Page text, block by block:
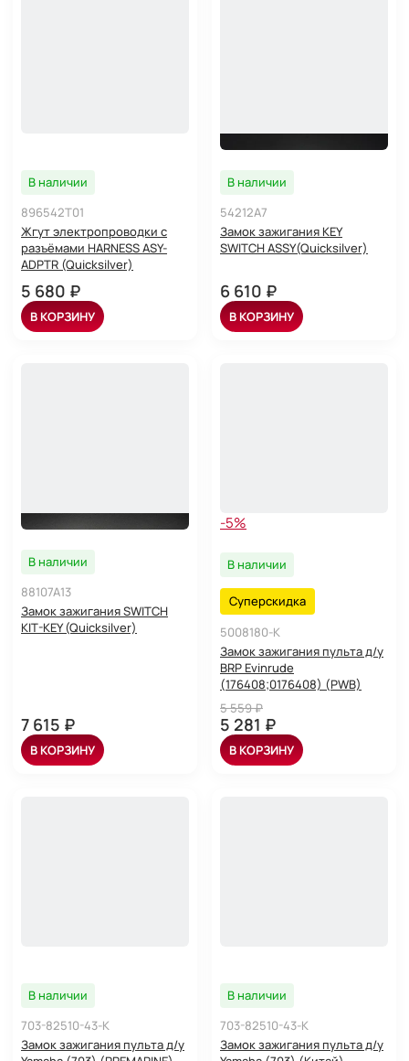
В наличии
896542T01
Жгут электропроводки с
разъёмами HARNESS ASY-
ADPTR (Quicksilver)
5 680 ₽
В КОРЗИНУ
В наличии
54212A7
Замок зажигания KEY
SWITCH ASSY(Quicksilver)
6 610 ₽
В КОРЗИНУ
В наличии
88107A13
Замок зажигания SWITCH
KIT-KEY (Quicksilver)
7 615 ₽
В КОРЗИНУ
-5%
В наличии
Суперскидка
5008180-K
Замок зажигания пульта д/у
BRP Evinrude
(176408;0176408) (PWB)
5 559 ₽
5 281 ₽
В КОРЗИНУ
В наличии
703-82510-43-K
Замок зажигания пульта д/у
В наличии
703-82510-43-K
Замок зажигания пульта д/у